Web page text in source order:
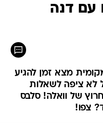
עם דנה
מצא זמן להגיע
לא ציפה לשאלות
של וואלה! סלבס
צפו!